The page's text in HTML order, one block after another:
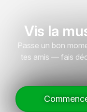
Vis la
Passe un bon
tes amis — fais